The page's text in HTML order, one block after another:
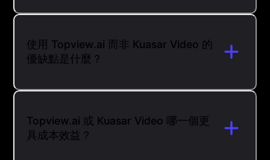
使用 Topview.ai 而非 Kuasar Video 的
優缺點是什麼？
Topview.ai 或 Kuasar Video 哪一個更
具成本效益？